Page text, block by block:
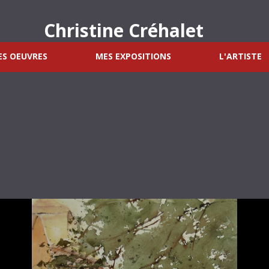
Christine Créhalet
OEUVRES MES EXPOSITIONS L'ARTISTE